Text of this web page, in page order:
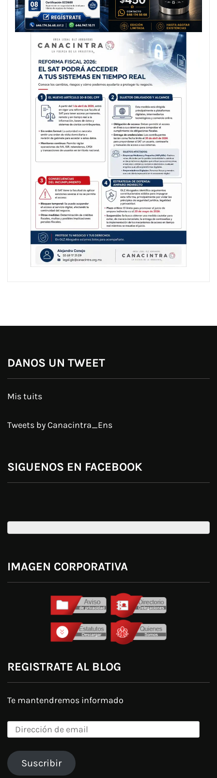
DANOS UN TWEET
Mis tuits
Tweets by Canacintra_Ens
SIGUENOS EN FACEBOOK
IMAGEN CORPORATIVA
REGISTRATE AL BLOG
Te mantendremos informado
Dirección
emailSuscribir